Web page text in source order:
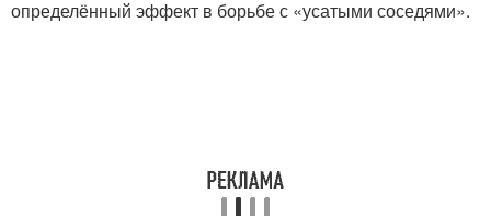
определённый эффект в борьбе с «усатыми соседями».